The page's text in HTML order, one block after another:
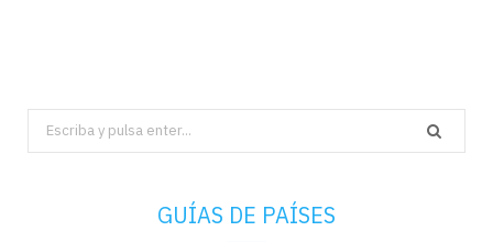
Search
for:
GUÍAS DE PAÍSES